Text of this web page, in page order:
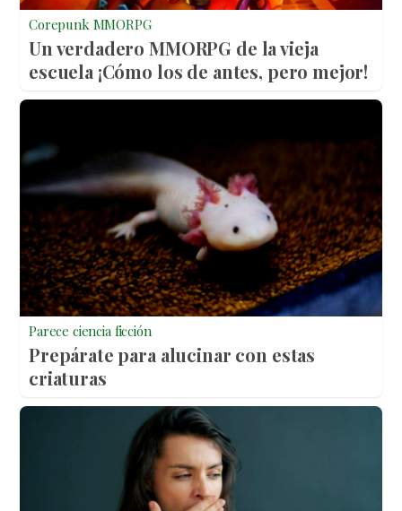
Corepunk MMORPG
Un verdadero MMORPG de la vieja
escuela ¡Cómo los de antes, pero mejor!
Parece ciencia ficción
Prepárate para alucinar con estas
criaturas